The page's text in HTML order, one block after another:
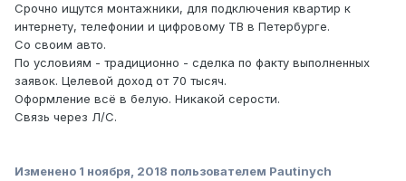
Срочно ищутся монтажники, для подключения квартир к
интернету, телефонии и цифровому ТВ в Петербурге.
Со своим авто.
По условиям - традиционно - сделка по факту выполненных
заявок. Целевой доход от 70 тысяч.
Оформление всё в белую. Никакой серости.
Связь через Л/С.
Изменено 1 ноября, 2018 пользователем Pautinych